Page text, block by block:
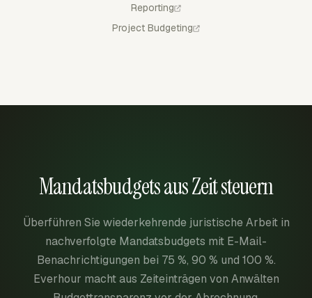
Reporting
Project Budgeting
Mandatsbudgets aus Zeit steuern
Überführen Sie wiederkehrende juristische Arbeit in
nachverfolgte Mandatsbudgets mit E-Mail-
Benachrichtigungen bei 75 %, 90 % und 100 %.
Everhour macht aus Zeiteinträgen von Anwälten